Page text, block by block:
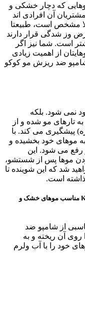
که دچار خشکی و
آن افرادی اند
مشخص است، طبیعتا
وز شدگی قرار دارند
است. شما نیز اگر
از اهمیت زیادی
ضد ریزش مو کوکو
نمی شود. بلکه
تارهای مو شده و از
پیشگیری می کند. با
موهای خود بخشیده و
رفع می شود. این
موها پس از شستشو،
شد که این شوینده تا
است.
شامپو او جی ایکس مدل Kukui Oil مناسب موهای خشک و
از شامپو ضد
آن ریخته و به
از 2 الی 3 دقیقه موهای خود را با آب ولرم